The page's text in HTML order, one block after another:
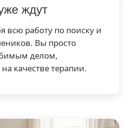
ждут
всю работу по поиску и
Вы просто
делом,
качестве терапии.